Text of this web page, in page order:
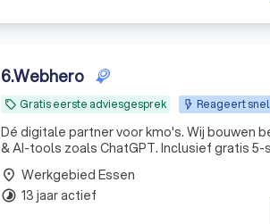
6.Webhero
local_offer Gratis eerste adviesgesprek Reageert snel
Dé digitale partner voor kmo's. Wij bouwen
& AI-tools zoals ChatGPT. Inclusief gratis
place Werkgebied Essen
timelapse 13 jaar actief